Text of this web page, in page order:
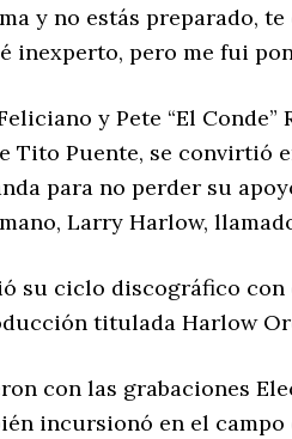
y no estás preparado,
inexperto, pero me fui
y Pete “El
Tito Puente, se convirtió
para no perder su
Larry Harlow,
su ciclo discográfico con
titulada Harlow
con las grabaciones
incursionó en el